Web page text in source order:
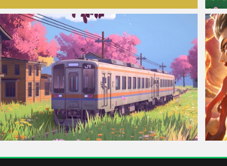
起势 彼岸原创 3440x1440超高清壁纸横屏 蓝天